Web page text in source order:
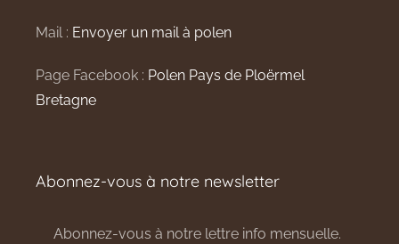
Mail : Envoyer un mail à polen
Page Facebook : Polen Pays de Ploërmel
Bretagne
Abonnez-vous à notre newsletter
Abonnez-vous à notre lettre info mensuelle.